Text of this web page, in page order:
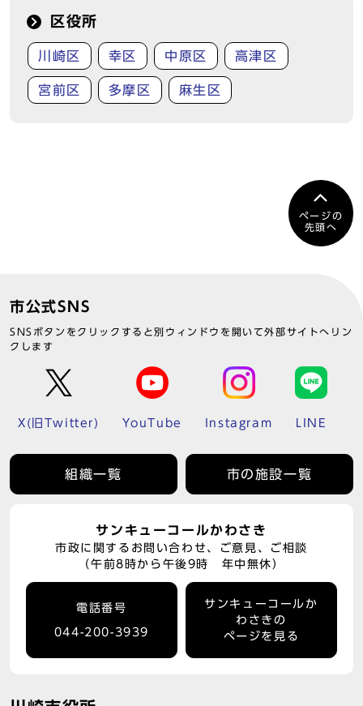
区役所
川崎区 幸区 中原区 高津区
宮前区 多摩区 麻生区
ページの
先頭へ
市公式SNS
SNSボタンをクリックすると別ウィンドウを開いて外部サイトへリン
クします
X(旧Twitter) YouTube Instagram LINE
組織一覧 市の施設一覧
サンキューコールかわさき
市政に関するお問い合わせ、ご意見、ご相談
（午前8時から午後9時 年中無休）
電話番号
044-200-3939
サンキューコールか
わさきの
ページを見る